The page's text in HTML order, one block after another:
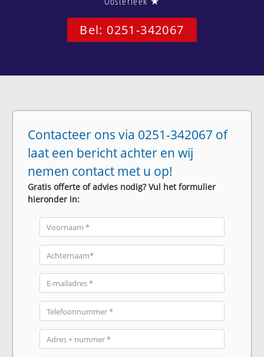
Bel: 0251-342067
Contacteer ons via 0251-342067 of
laat een bericht achter en wij
nemen contact met u op!
Gratis offerte of advies nodig? Vul het formulier
hieronder in: